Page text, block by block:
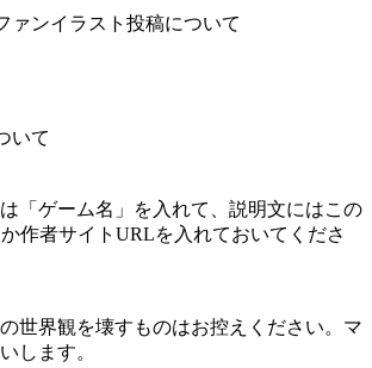
ァンイラスト投稿について
いて
「ゲーム名」を入れて、説明文にはこの
作者サイトURLを入れておいてくださ
世界観を壊すものはお控えください。マ
します。